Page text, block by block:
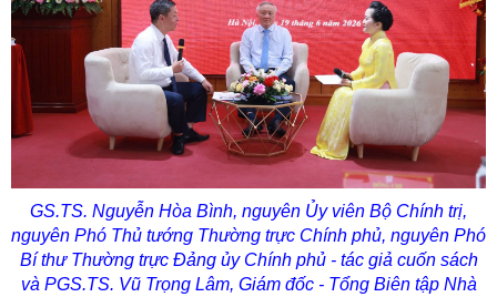
GS.TS. Nguyễn Hòa Bình, nguyên Ủy viên Bộ Chính trị,
nguyên Phó Thủ tướng Thường trực Chính phủ, nguyên Phó
Bí thư Thường trực Đảng ủy Chính phủ - tác giả cuốn sách
và PGS.TS. Vũ Trọng Lâm, Giám đốc - Tổng Biên tập Nhà